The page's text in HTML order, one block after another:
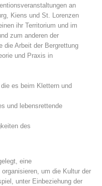
an
Kiens und St. Lorenzen
ihr Territorium und im
zum anderen der
die Arbeit der Bergrettung
und Praxis in
es beim Klettern und
und lebensrettende
des
eine
um die Kultur der
unter Einbeziehung der